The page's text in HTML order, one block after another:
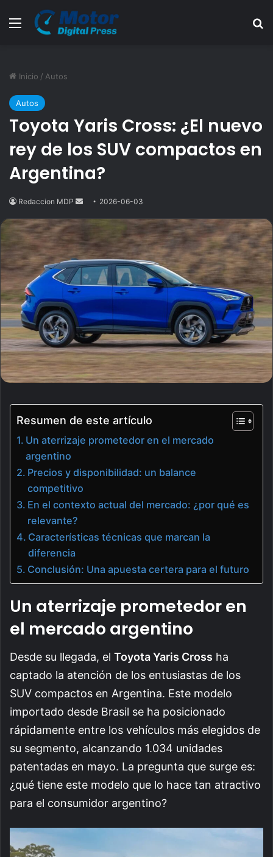
Menú
Inicio / Autos
Autos
Toyota Yaris Cross: ¿El nuevo
rey de los SUV compactos en
Argentina?
Redaccion MDP
Send2026-06-03
Resumen de este artículo
Un aterrizaje prometedor en el mercado
argentino
Precios y disponibilidad: un balance
competitivo
En el contexto actual del mercado: ¿por qué es
relevante?
Características técnicas que marcan la
diferencia
Conclusión: Una apuesta certera para el futuro
Un aterrizaje prometedor en
el mercado argentino
Desde su llegada, el Toyota Yaris Cross ha
captado la atención de los entusiastas de los
SUV compactos en Argentina. Este modelo
importado desde Brasil se ha posicionado
rápidamente entre los vehículos más elegidos de
su segmento, alcanzando 1.034 unidades
patentadas en mayo. La pregunta que surge es:
¿qué tiene este modelo que lo hace tan atractivo
para el consumidor argentino?